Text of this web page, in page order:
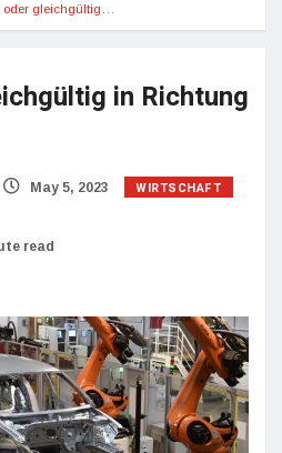
oder gleichgültig…
in Richtung
May 5, 2023 WIRTSCHAFT
read